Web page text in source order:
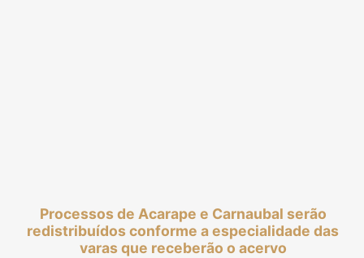
Processos de Acarape e Carnaubal serão
redistribuídos conforme a especialidade das
varas que receberão o acervo